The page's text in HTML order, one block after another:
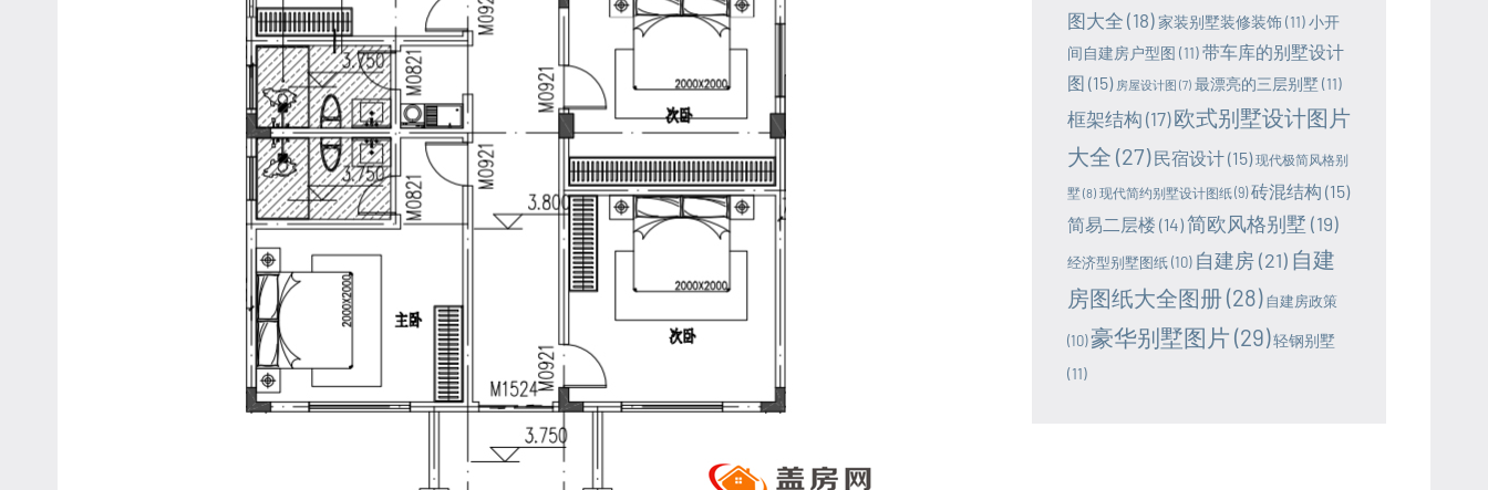
图大全 (18)家装别墅装修装饰(11)小开
间自建房户型图 (11)带车库的别墅设计
图 (15) 房屋设计图 (7) 最漂亮的三层别墅 (11)
框架结构 (17) 欧式别墅设计图片
大全 (27) 民宿设计(15) 现代极简风格别
墅(8) 现代简约别墅设计图纸(9) 砖混结构 (15)
简易二层楼 (14)简欧风格别墅 (19)
经济型别墅图纸(10) 自建房(21) 自建
房图纸大全图册 (28) 自建房政策
(10)豪华别墅图片 (29)轻钢别墅
(11)